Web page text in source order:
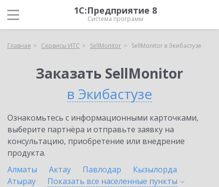
1С:Предприятие 8
Система программ
Главная Сервисы ИТС SellMonitor SellMonitor в Экибастузе
Заказать SellMonitor
в Экибастузе
Ознакомьтесь с информационными карточками,
выберите партнёра и отправьте заявку на
консультацию, приобретение или внедрение
продукта.
Алматы
Актау Павлодар
Кызылорда
Атырау
Показать все населенные пункты